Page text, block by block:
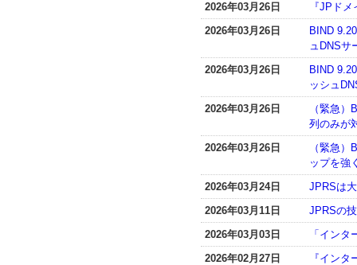
2026年03月26日
『JPド
2026年03月26日
BIND
ュDNSサ
2026年03月26日
BIND
ッシュ
2026年03月26日
（緊急
列のみが
2026年03月26日
（緊急
ップを強
2026年03月24日
JPRSは
2026年03月11日
JPRSの
2026年03月03日
「イン
2026年02月27日
『イン